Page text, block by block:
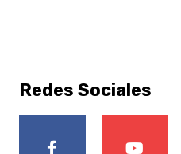
Redes Sociales